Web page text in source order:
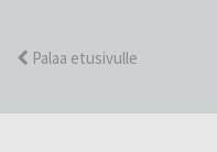
Palaa etusivulle